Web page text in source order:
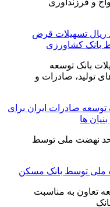
هزار میلیارد ریال تسهیلات قرض
بانک کشاورزی
توسعه صادرات ایران برای
ها